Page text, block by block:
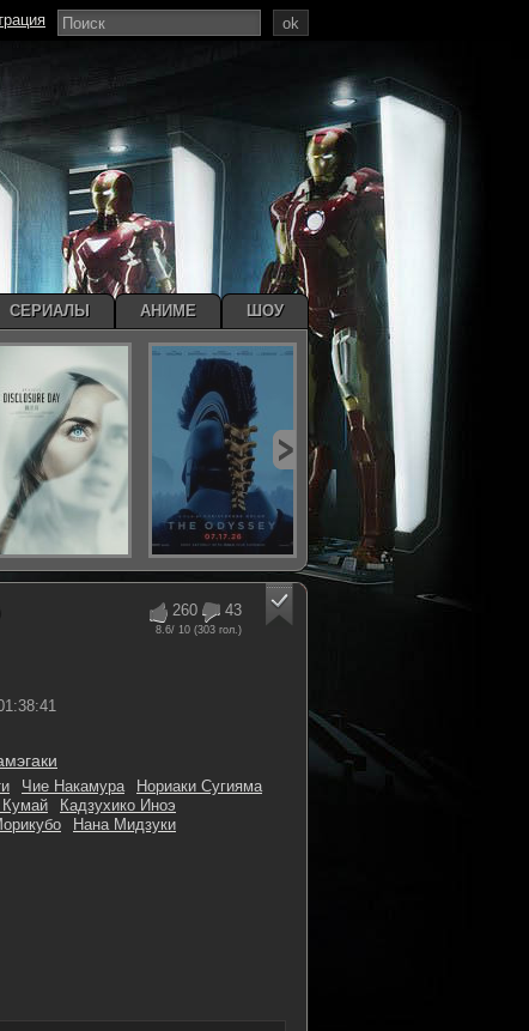
260 43
8.6/ 10 (303 гол.)
Чие Накамура
Нориаки Сугияма
Кумай
Кадзухико Иноэ
Нана Мидзуки
ok
СЕРИАЛЫ АНИМЕ ШОУ